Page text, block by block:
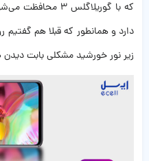
دارد و همانطور که قبلا هم
زیر نور خورشید مشکلی بابت